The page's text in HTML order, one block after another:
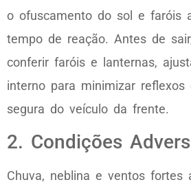
o ofuscamento do sol e faróis
tempo de reação. Antes de
conferir faróis e lanternas,
interno para minimizar
segura do veículo da frente.
2. Condições
Chuva, neblina e ventos fortes